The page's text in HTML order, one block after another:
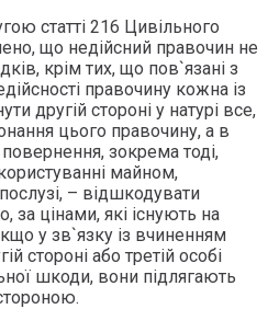
статті 216 Цивільного
що недійсний правочин не
крім тих, що пов`язані з
правочину кожна із
другій стороні у натурі все,
цього правочину, а в
зокрема тоді,
майном,
– відшкодувати
за цінами, які існують на
у зв`язку із вчиненням
стороні або третій особі
шкоди, вони підлягають